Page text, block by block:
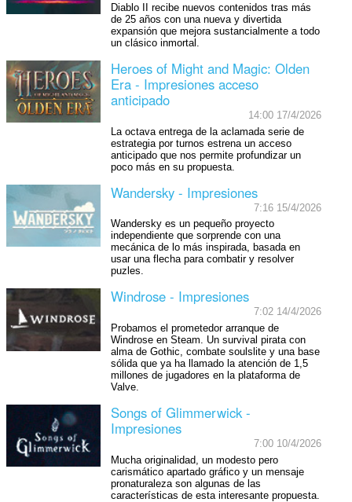
Diablo II recibe nuevos contenidos tras más
de 25 años con una nueva y divertida
expansión que mejora sustancialmente a todo
un clásico inmortal.
Heroes of Might and Magic: Olden
Era - Impresiones acceso
anticipado
14:00 17/4/2026
La octava entrega de la aclamada serie de
estrategia por turnos estrena un acceso
anticipado que nos permite profundizar un
poco más en su propuesta.
Wandersky - Impresiones
7:16 15/4/2026
Wandersky es un pequeño proyecto
independiente que sorprende con una
mecánica de lo más inspirada, basada en
usar una flecha para combatir y resolver
puzles.
Windrose - Impresiones
7:02 14/4/2026
Probamos el prometedor arranque de
Windrose en Steam. Un survival pirata con
alma de Gothic, combate soulslite y una base
sólida que ya ha llamado la atención de 1,5
millones de jugadores en la plataforma de
Valve.
Songs of Glimmerwick -
Impresiones
7:00 10/4/2026
Mucha originalidad, un modesto pero
carismático apartado gráfico y un mensaje
pronaturaleza son algunas de las
características de esta interesante propuesta.